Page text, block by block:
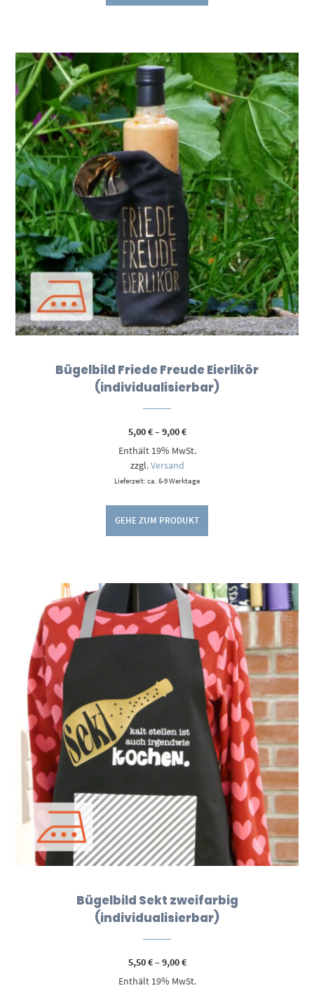
Bügelbild Friede Freude Eierlikör
(individualisierbar)
5,00€–9,00€Preisspanne:
bis
Enthält 19% MwSt.
zzgl.Versand
Lieferzeit: ca. 6-9 Werktage
GEHE ZUM PRODUKT
Bügelbild Sekt zweifarbig
(individualisierbar)
5,50€–9,00€Preisspanne:
bis
Enthält 19% MwSt.